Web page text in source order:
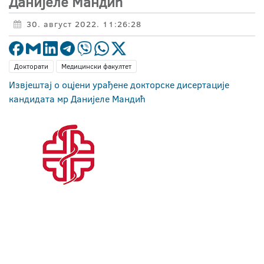
30. август 2022. 11:26:28
Докторати Медицински факултет
Извјештај о оцјени урађене докторске дисертације
кандидата мр Данијеле Мандић